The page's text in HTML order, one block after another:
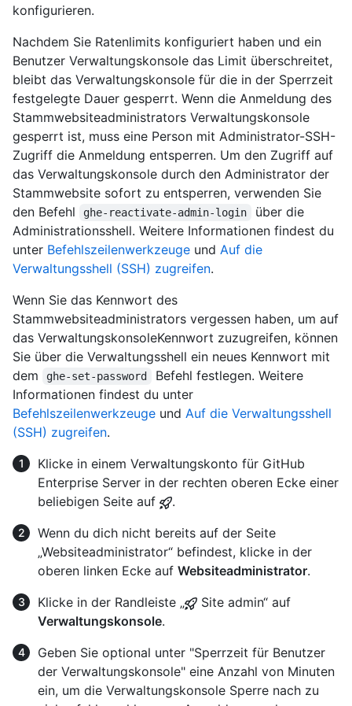
konfigurieren.
Nachdem Sie Ratenlimits konfiguriert haben und ein
Benutzer Verwaltungskonsole das Limit überschreitet,
bleibt das Verwaltungskonsole für die in der Sperrzeit
festgelegte Dauer gesperrt. Wenn die Anmeldung des
Stammwebsiteadministrators Verwaltungskonsole
gesperrt ist, muss eine Person mit Administrator-SSH-
Zugriff die Anmeldung entsperren. Um den Zugriff auf
das Verwaltungskonsole durch den Administrator der
Stammwebsite sofort zu entsperren, verwenden Sie
den Befehl
ghe-reactivate-admin-login
über die
Administrationsshell. Weitere Informationen findest du
unter Befehlszeilenwerkzeuge und Auf die
Verwaltungsshell (SSH) zugreifen.
Wenn Sie das Kennwort des
Stammwebsiteadministrators vergessen haben, um auf
das VerwaltungskonsoleKennwort zuzugreifen, können
Sie über die Verwaltungsshell ein neues Kennwort mit
dem
ghe-set-password
Befehl festlegen. Weitere
Informationen findest du unter
Befehlszeilenwerkzeuge und Auf die Verwaltungsshell
(SSH) zugreifen.
Klicke in einem Verwaltungskonto für GitHub
Enterprise Server in der rechten oberen Ecke einer
beliebigen Seite auf
.
Wenn du dich nicht bereits auf der Seite
„Websiteadministrator“ befindest, klicke in der
oberen linken Ecke auf Websiteadministrator.
Klicke in der Randleiste „
Site admin“ auf
Verwaltungskonsole.
Geben Sie optional unter "Sperrzeit für Benutzer
der Verwaltungskonsole" eine Anzahl von Minuten
ein, um die Verwaltungskonsole Sperre nach zu